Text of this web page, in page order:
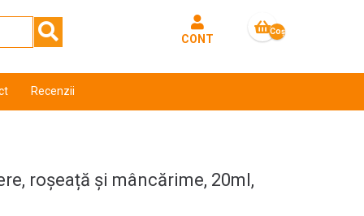
CONT
Coş
Recenzii
roșeață și mâncărime, 20ml,